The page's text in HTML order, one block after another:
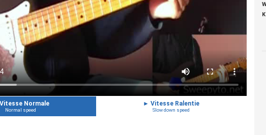
Vitesse Normale
Normal speed
► Vitesse Ralentie
Slow down speed